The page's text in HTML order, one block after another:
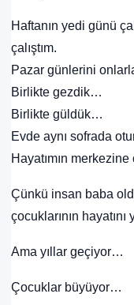
Haftanın yedi günü
çalıştım.
Pazar günlerini
Birlikte gezdik…
Birlikte güldük…
Evde aynı sofrada
Hayatımın
Çünkü insan baba
çocuklarının
Ama yıllar geçiyor…
Çocuklar büyüyor…